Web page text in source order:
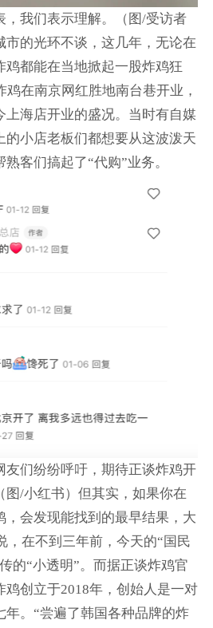
，我们表示理解。（图/受访者
市的光环不谈，这几年，无论在
鸡都能在当地掀起一股炸鸡狂
在南京网红胜地南台巷开业，
上海店开业的盛况。当时有自媒
的小店老板们都想要从这波泼天
客们搞起了“代购”业务。
友们纷纷呼吁，期待正谈炸鸡开
图/小红书）但其实，如果你在
，会发现能找到的最早结果，大
，在不到三年前，今天的“国民
的“小透明”。而据正谈炸鸡官
鸡创立于2018年，创始人是一对
年。“尝遍了韩国各种品牌的炸